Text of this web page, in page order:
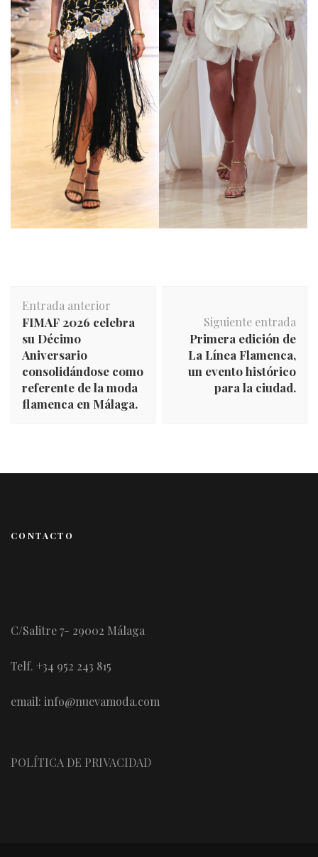
de
entradas
Entrada anterior
FIMAF 2026 celebra
su Décimo
Aniversario
consolidándose como
referente de la moda
flamenca en Málaga.
Siguiente entrada
Primera edición de
La Línea Flamenca,
un evento histórico
para la ciudad.
CONTACTO
C/Salitre 7- 29002 Málaga
Telf. +34 952 243 815
email: info@nuevamoda.com
POLÍTICA DE PRIVACIDAD